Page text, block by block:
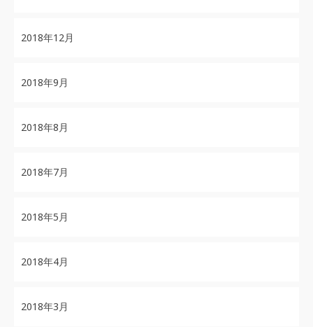
2018年12月
2018年9月
2018年8月
2018年7月
2018年5月
2018年4月
2018年3月